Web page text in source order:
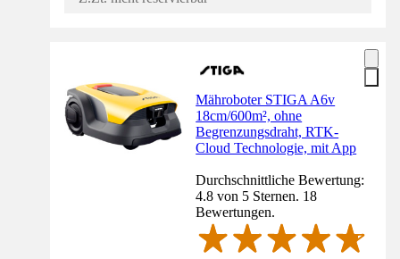
Mähroboter STIGA A6v
18cm/600m², ohne
Begrenzungsdraht, RTK-
Cloud Technologie, mit App
Durchschnittliche Bewertung:
4.8 von 5 Sternen. 18
Bewertungen.